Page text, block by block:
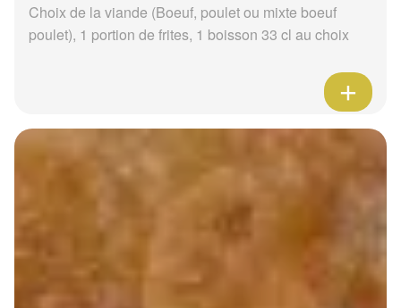
Choix de la viande (Boeuf, poulet ou mixte boeuf
poulet), 1 portion de frites, 1 boisson 33 cl au choix